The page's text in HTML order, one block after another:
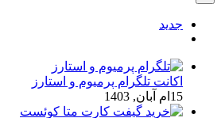
جدید
اکانت تلگرام پرمیوم و استارز
15ام آبان, 1403